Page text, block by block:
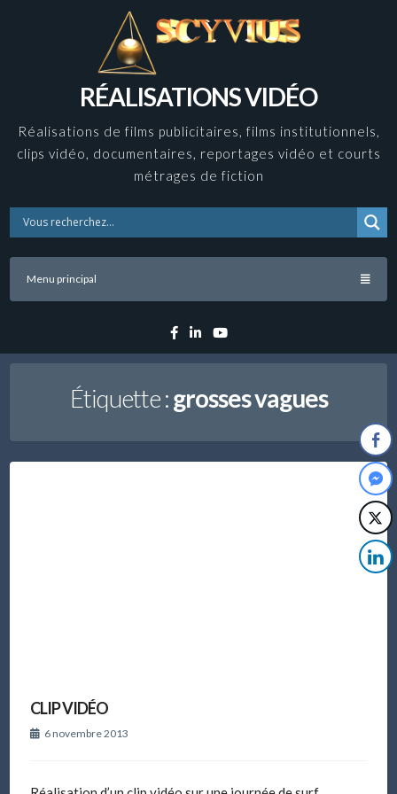
RÉALISATIONS VIDÉO
Réalisations de films publicitaires, films institutionnels,
clips vidéo, documentaires, reportages vidéo et courts
métrages de fiction
Menu principal
Facebook
LinkedinYouTube
Étiquette :grosses vagues
CLIP VIDÉO
6 novembre 2013